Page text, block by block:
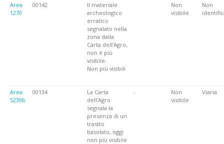
Area
1270
00142
Il materiale
archeologico
erratico
segnalato nella
zona dalla
Carta dell’Agro,
non è più
visibile.
Non più visibili
Non
visibile
Non
Area
5239b
00134
La Carta
dell'Agro
segnala la
presenza di un
trastto
basolato, oggi
non più visibile
-
Non
visibile
Viaria